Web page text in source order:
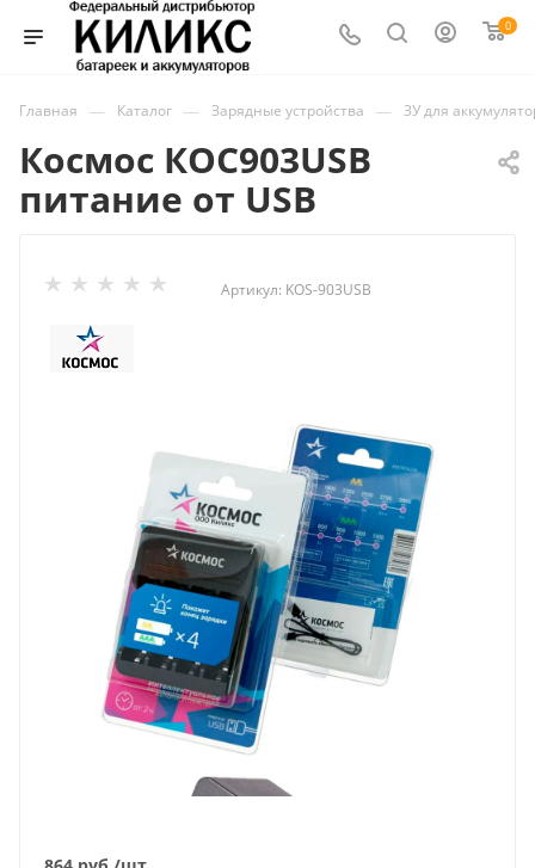
0
Главная — Каталог — Зарядные устройства — ЗУ для
Космос КОС903USB
питание от USB
Артикул: KOS-903USB